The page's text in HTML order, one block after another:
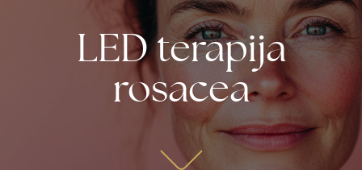
LED terapija
rosacea